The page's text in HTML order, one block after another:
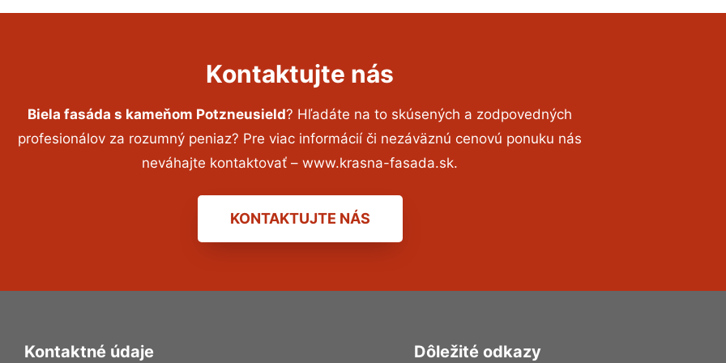
Kontaktujte nás
Biela fasáda s kameňom Potzneusield? Hľadáte na to skúsených a zodpovedných
profesionálov za rozumný peniaz? Pre viac informácií či nezáväznú cenovú ponuku nás
neváhajte kontaktovať – www.krasna-fasada.sk.
KONTAKTUJTE NÁS
Kontaktné údaje Dôležité odkazy